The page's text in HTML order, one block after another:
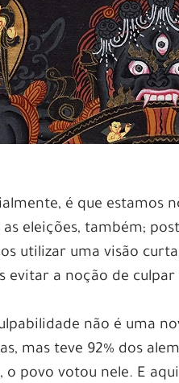
é que estamos
eleições, também;
utilizar uma visão
evitar a noção de culpar
não é uma
mas teve 92% dos
povo votou nele. E